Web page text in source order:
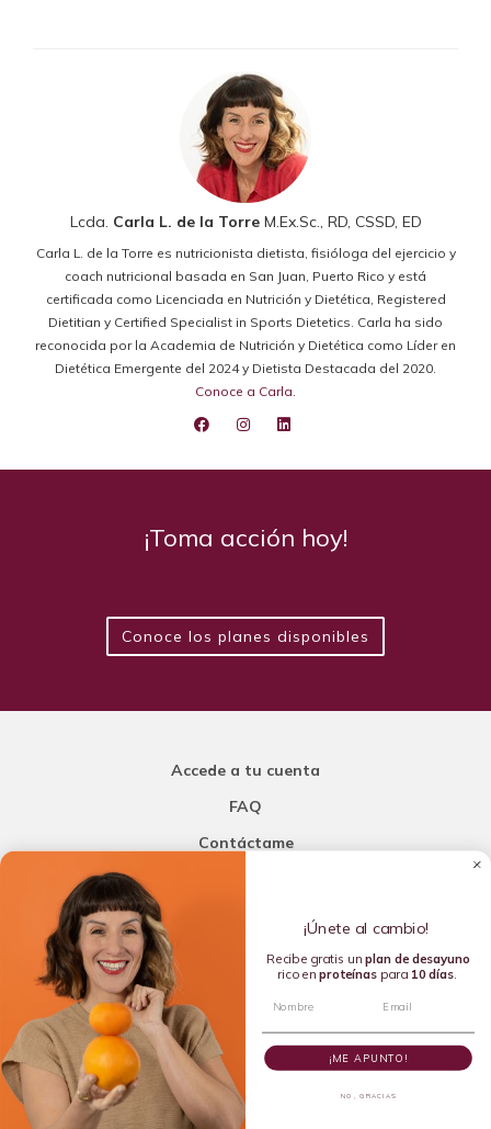
Lcda. Carla L. de la TorreM.Ex.Sc., RD, CSSD, ED
Carla L. de la Torre es nutricionista dietista, fisióloga del ejercicio y
coach nutricional basada en San Juan, Puerto Rico y está
certificada como Licenciada en Nutrición y Dietética, Registered
Dietitian y Certified Specialist in Sports Dietetics. Carla ha sido
reconocida por la Academia de Nutrición y Dietética como Líder en
Dietética Emergente del 2024 y Dietista Destacada del 2020.
Conoce a Carla.
¡Toma acción hoy!
Conoce los planes disponibles
Accede a tu cuenta
FAQ
Contáctame
Añade una porción de inteligencia a tu nutrición
Copyright © 2016-2026 Carla L. de la Torre. All rights reserved.
Dietista Destacada del 2020 y Líder en Dietética Emergente del
¡Únete al cambio!
Recibe gratis unplan de desayuno
rico enproteínaspara 10 días.
¡ME APUNTO!
NO, GRACIAS